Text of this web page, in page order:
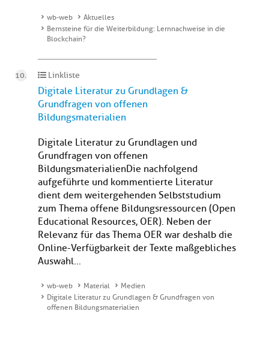
wb-web
Aktuelles
Bernsteine für die Weiterbildung: Lernnachweise in die
Blockchain?
Linkliste
Digitale Literatur zu Grundlagen &
Grundfragen von offenen
Bildungsmaterialien
Digitale Literatur zu Grundlagen und
Grundfragen von offenen
BildungsmaterialienDie nachfolgend
aufgeführte und kommentierte Literatur
dient dem weitergehenden Selbststudium
zum Thema offene Bildungsressourcen (Open
Educational Resources, OER). Neben der
Relevanz für das Thema OER war deshalb die
Online-Verfügbarkeit der Texte maßgebliches
Auswahl...
wb-web Material
Medien
Digitale Literatur zu Grundlagen & Grundfragen von
offenen Bildungsmaterialien